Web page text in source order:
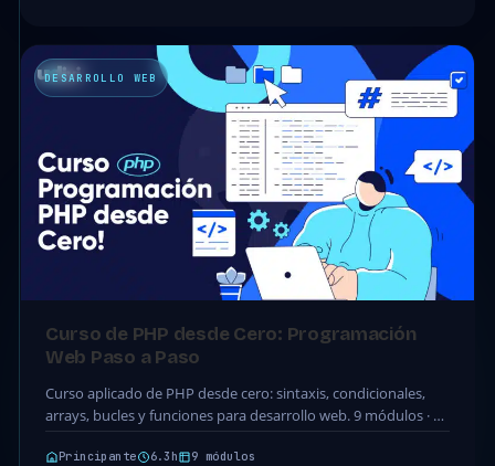
DESARROLLO WEB
Curso de PHP desde Cero: Programación
Web Paso a Paso
Curso aplicado de PHP desde cero: sintaxis, condicionales,
arrays, bucles y funciones para desarrollo web. 9 módulos · 46
clases · 6.3h. Acceso completo…
Principante 6.3h 9 módulos